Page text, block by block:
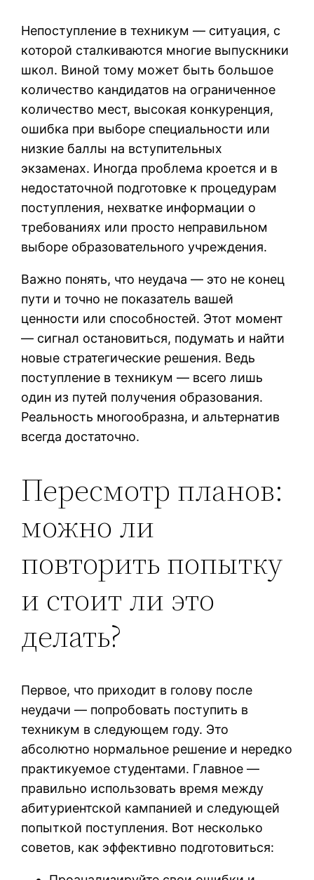
Непоступление в техникум — ситуация, с
которой сталкиваются многие выпускники
школ. Виной тому может быть большое
количество кандидатов на ограниченное
количество мест, высокая конкуренция,
ошибка при выборе специальности или
низкие баллы на вступительных
экзаменах. Иногда проблема кроется и в
недостаточной подготовке к процедурам
поступления, нехватке информации о
требованиях или просто неправильном
выборе образовательного учреждения.
Важно понять, что неудача — это не конец
пути и точно не показатель вашей
ценности или способностей. Этот момент
— сигнал остановиться, подумать и найти
новые стратегические решения. Ведь
поступление в техникум — всего лишь
один из путей получения образования.
Реальность многообразна, и альтернатив
всегда достаточно.
Пересмотр планов:
можно ли
повторить попытку
и стоит ли это
делать?
Первое, что приходит в голову после
неудачи — попробовать поступить в
техникум в следующем году. Это
абсолютно нормальное решение и нередко
практикуемое студентами. Главное —
правильно использовать время между
абитуриентской кампанией и следующей
попыткой поступления. Вот несколько
советов, как эффективно подготовиться: